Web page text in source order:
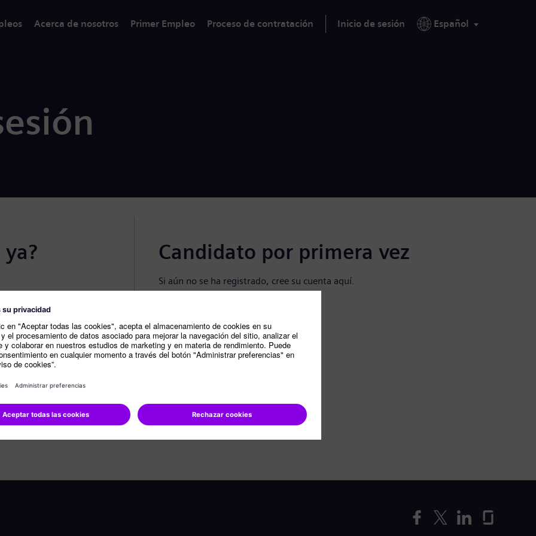
Acerca de nosotros Primer Empleo Proceso de contratación Inicio de sesión Español
Candidato por primera vez
Si aún no se ha registrado, cree su cuenta aquí.